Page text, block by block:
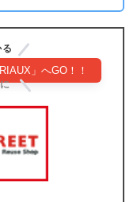
る
」へGO！！